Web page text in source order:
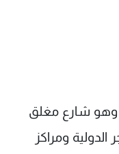
وهو شارع مغلق
ومراكز